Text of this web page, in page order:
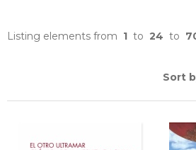
Listing elements from 1 to 24 to
Sort